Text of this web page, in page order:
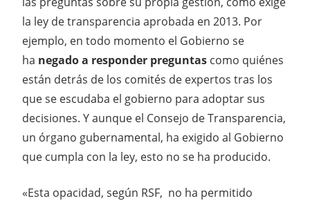
la ley de transparencia aprobada en 2013. Por
ejemplo, en todo momento el Gobierno se
ha negado a responder preguntas como quiénes
están detrás de los comités de expertos tras los
que se escudaba el gobierno para adoptar sus
decisiones. Y aunque el Consejo de Transparencia,
un órgano gubernamental, ha exigido al Gobierno
que cumpla con la ley, esto no se ha producido.
«Esta opacidad, según RSF, no ha permitido